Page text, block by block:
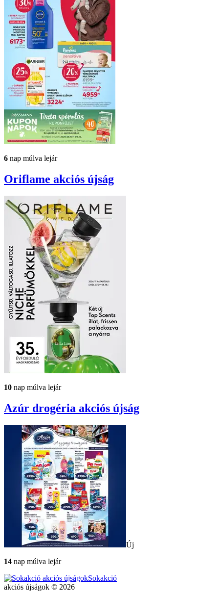
6 nap múlva lejár
Oriflame akciós újság
10 nap múlva lejár
Azúr drogéria akciós újság
Új
14 nap múlva lejár
Sokakció
akciós újságok © 2026